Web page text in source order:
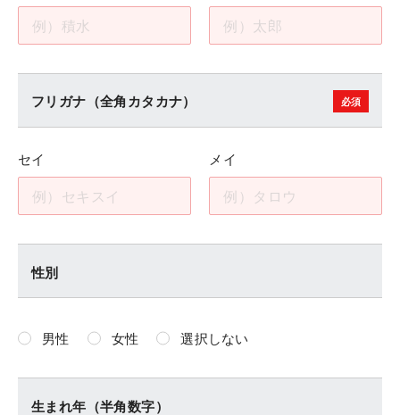
フリガナ（全角カタカナ）
セイ メイ
性別
男性 女性 選択しない
生まれ年（半角数字）